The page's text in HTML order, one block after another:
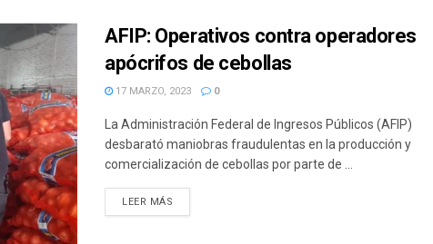
AFIP: Operativos contra operadores
apócrifos de cebollas
17 MARZO, 2023 0
La Administración Federal de Ingresos Públicos (AFIP)
desbarató maniobras fraudulentas en la producción y
comercialización de cebollas por parte de ...
LEER MÁS